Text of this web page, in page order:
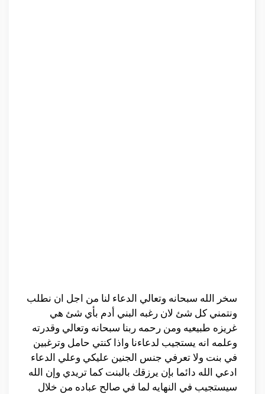
سخر الله سبحانه وتعالي الدعاء لنا من اجل ان نطلب
ونتمني كل شئ لان رغبه البني أدم بأي شئ هي
غريزه طبيعيه ومن رحمه ربنا سبحانه وتعالي وقدرته
وعلمه انه يستجيب لدعاءنا واذا كنتي حامل وترغبين
في بنت ولا تعرفي جنس الجنين عليكي وعلي الدعاء
ادعي الله دائما بإن يرزقك بالبنت كما تريدي وإن الله
سيستجيب في النهايه لما في صالح عباده من خلال